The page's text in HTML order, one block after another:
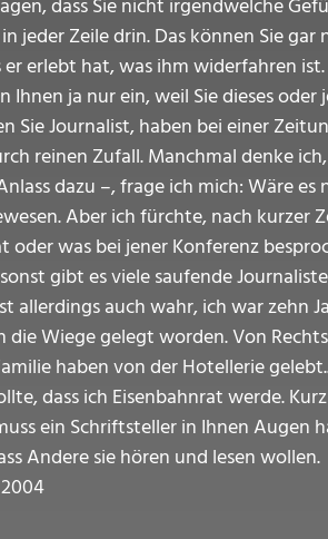
dass Sie nicht irgendwelche
jeder Zeile drin. Das können Sie
erlebt hat, was ihm widerfahren
ja nur ein, weil Sie dieses
Sie Journalist, haben bei einer
reinen Zufall. Manchmal denke
dazu –, frage ich mich: Wäre
Aber ich fürchte, nach
oder was bei jener Konferenz
gibt es viele saufende
allerdings auch wahr, ich war
die Wiege gelegt worden. Von
haben von der Hotellerie
dass ich Eisenbahnrat werde.
ein Schriftsteller in Ihnen
Andere sie hören und lesen